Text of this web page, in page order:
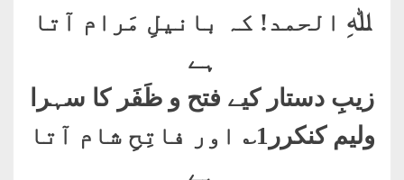
ﷲِ الحمد! کہ بانیلِ مَرام آتا
ہے
زیبِ دستار کیے فتح و ظَفَر کا سہرا
ولیم کنکرر1؎ اور فاتِحِ شام آتا
ہے